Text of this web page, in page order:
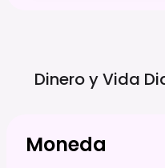
Dinero y Vida
Moneda